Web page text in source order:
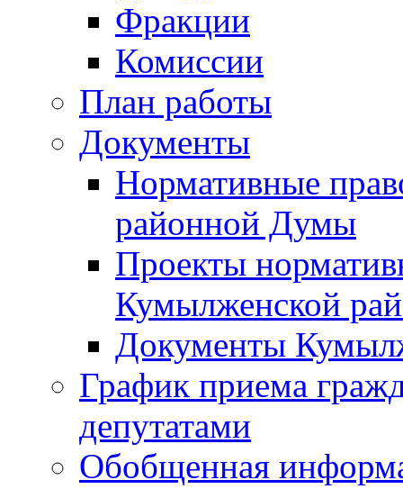
Фракции
Комиссии
План работы
Документы
Нормативные
районной Думы
Проекты
Кумылженской
Документы
График приема
депутатами
Обобщенная